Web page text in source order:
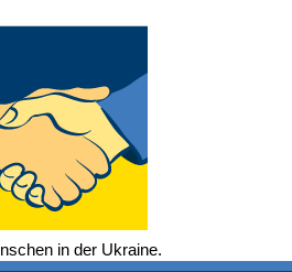
in der Ukraine.